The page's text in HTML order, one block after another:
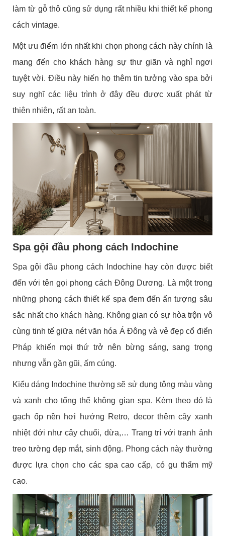
làm từ gỗ thô cũng sử dụng rất nhiều khi thiết kế phong
cách vintage.
Một ưu điểm lớn nhất khi chọn phong cách này chính là
mang đến cho khách hàng sự thư giãn và nghỉ ngơi
tuyệt vời. Điều này hiến họ thêm tin tưởng vào spa bởi
suy nghĩ các liệu trình ở đây đều được xuất phát từ
thiên nhiên, rất an toàn.
Spa gội đầu phong cách Indochine
Spa gội đầu phong cách Indochine hay còn được biết
đến với tên gọi phong cách Đông Dương. Là một trong
những phong cách thiết kế spa đem đến ấn tượng sâu
sắc nhất cho khách hàng. Không gian có sự hòa trộn vô
cùng tinh tế giữa nét văn hóa Á Đông và vẻ đẹp cổ điển
Pháp khiến mọi thứ trở nên bừng sáng, sang trọng
nhưng vẫn gần gũi, ấm cúng.
Kiểu dáng Indochine thường sẽ sử dụng tông màu vàng
và xanh cho tổng thể không gian spa. Kèm theo đó là
gạch ốp nền hơi hướng Retro, decor thêm cây xanh
nhiệt đới như cây chuối, dừa,… Trang trí với tranh ảnh
treo tường đẹp mắt, sinh động. Phong cách này thường
được lựa chọn cho các spa cao cấp, có gu thẩm mỹ
cao.